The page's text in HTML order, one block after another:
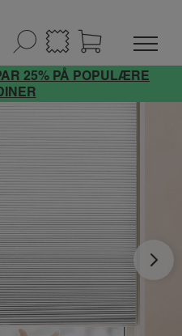
25% PÅ POPULÆRE